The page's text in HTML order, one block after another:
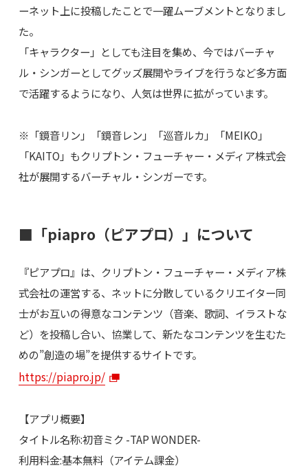
ーネット上に投稿したことで一躍ムーブメントとなりまし
た。
「キャラクター」としても注目を集め、今ではバーチャ
ル・シンガーとしてグッズ展開やライブを行うなど多方面
で活躍するようになり、人気は世界に拡がっています。
※「鏡音リン」「鏡音レン」「巡音ルカ」「MEIKO」
「KAITO」もクリプトン・フューチャー・メディア株式会
社が展開するバーチャル・シンガーです。
■「piapro（ピアプロ）」について
『ピアプロ』は、クリプトン・フューチャー・メディア株
式会社の運営する、ネットに分散しているクリエイター同
士がお互いの得意なコンテンツ（音楽、歌詞、イラストな
ど）を投稿し合い、協業して、新たなコンテンツを生むた
めの”創造の場”を提供するサイトです。
https://piapro.jp/
【アプリ概要】
タイトル名称:初音ミク -TAP WONDER-
利用料金:基本無料（アイテム課金）